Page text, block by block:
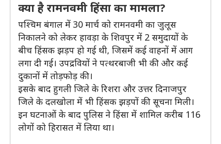
क्या है रामनवमी हिंसा का मामला?
पश्चिम बंगाल में 30 मार्च को रामनवमी का जुलूस
निकालने को लेकर हावड़ा के शिवपुर में 2 समुदायों के
बीच हिंसक झड़प हो गई थी, जिसमें कई वाहनों में आग
लगा दी गई। उपद्रवियों ने पत्थरबाजी भी की और कई
दुकानों में तोड़फोड़ की।
इसके बाद हुगली जिले के रिशरा और उत्तर दिनाजपुर
जिले के दलखोला में भी हिंसक झड़पों की सूचना मिली।
इन घटनाओं के बाद पुलिस ने हिंसा में शामिल करीब 116
लोगों को हिरासत में लिया था।